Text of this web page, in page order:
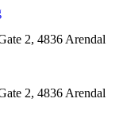
2, 4836 Arendal
2, 4836 Arendal